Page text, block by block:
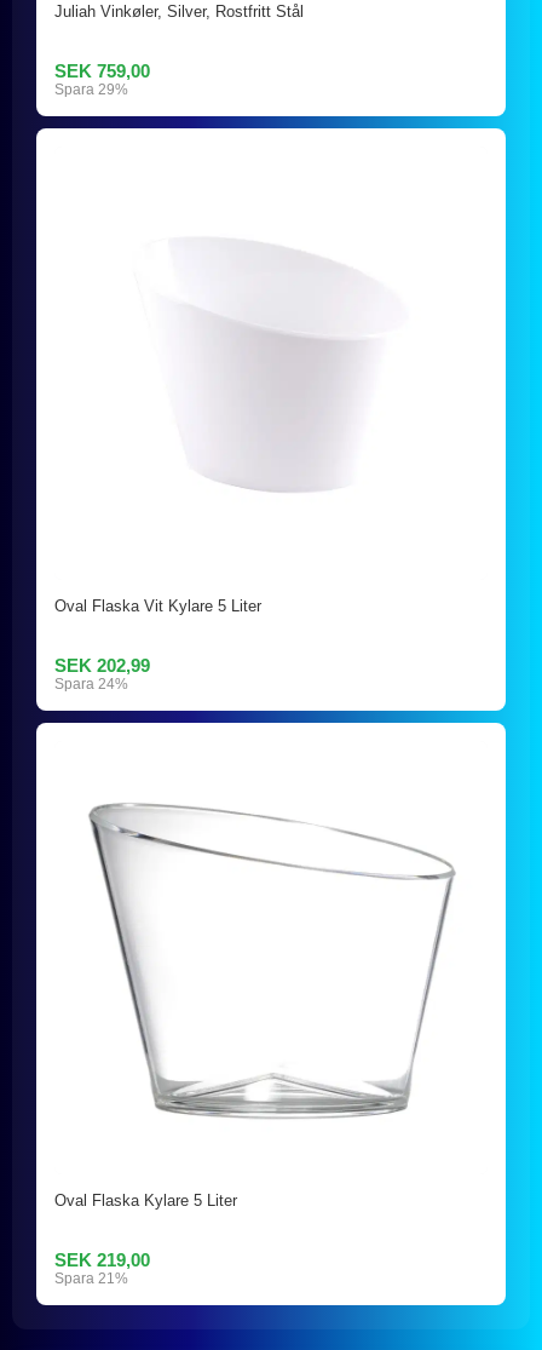
Juliah Vinkøler, Silver, Rostfritt Stål
SEK 759,00
Spara 29%
Oval Flaska Vit Kylare 5 Liter
SEK 202,99
Spara 24%
Oval Flaska Kylare 5 Liter
SEK 219,00
Spara 21%